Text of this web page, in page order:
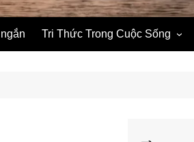
Tri Thức Trong Cuộc Sống